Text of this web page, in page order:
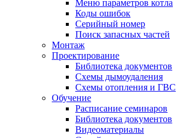
Меню параметров котла
Коды ошибок
Серийный номер
Поиск запасных частей
Монтаж
Проектирование
Библиотека документов
Схемы дымоудаления
Схемы отопления и ГВС
Обучение
Расписание семинаров
Библиотека документов
Видеоматериалы